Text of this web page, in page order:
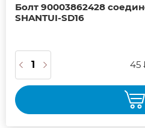
Болт 90003862428
SHANTUI-SD16
45